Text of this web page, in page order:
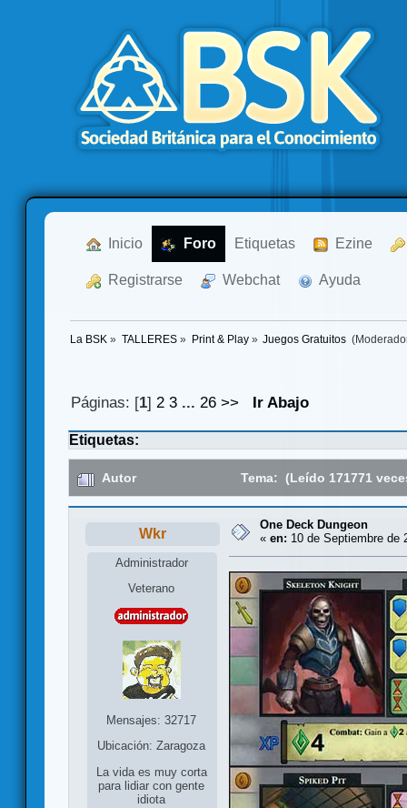
Inicio Foro Etiquetas Ezine
Registrarse Webchat Ayuda
La BSK » TALLERES» Print & Play» Juegos Gratuitos
Páginas: [1]2 3 ...26 >> Ir Abajo
Etiquetas:
Autor Tema: (Leído 171771
Wkr
Administrador
Veterano
Mensajes: 32717
Ubicación: Zaragoza
La vida es muy corta
para lidiar con gente
idiota
One Deck Dungeon
« en: 10 de Septiembre de